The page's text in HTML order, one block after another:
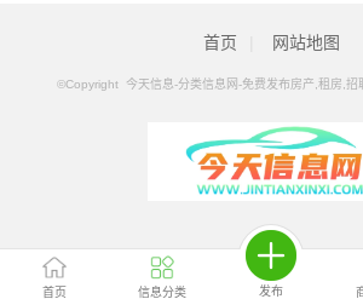
首页 信息分类 发布
首页 网站地图
©Copyright 今天信息-分类信息网-免费发布房产,租房,招